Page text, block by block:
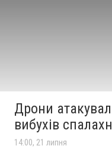
Дрони
вибухів
14:00, 21 липня